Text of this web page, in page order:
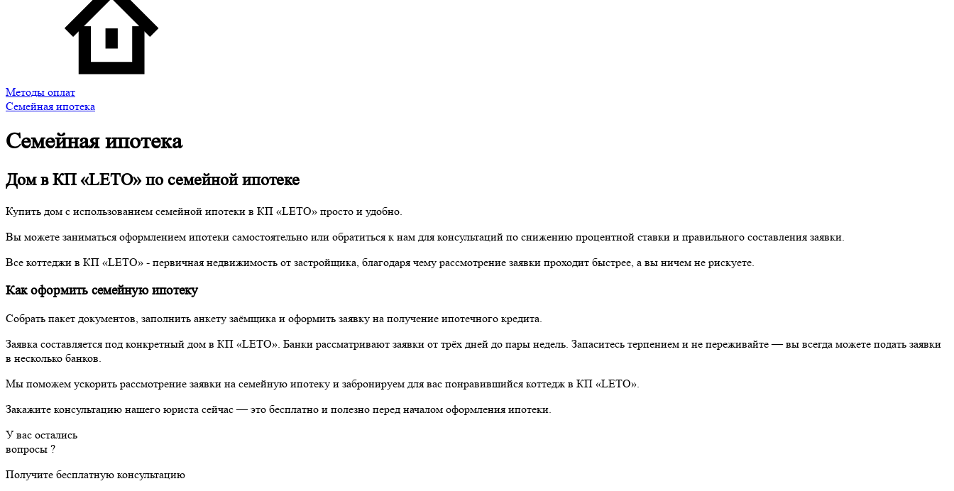
Методы оплат
Семейная ипотека
Семейная ипотека
Дом в КП «LETO» по семейной ипотеке
Купить дом с использованием семейной ипотеки в КП «LETO» просто и удобно.
Вы можете заниматься оформлением ипотеки самостоятельно или обратиться к нам для консультаций по снижению процентной ставки и правильного составления заявки.
Все коттеджи в КП «LETO» - первичная недвижимость от застройщика, благодаря чему рассмотрение заявки проходит быстрее, а вы ничем не рискуете.
Как оформить семейную ипотеку
Собрать пакет документов, заполнить анкету заёмщика и оформить заявку на получение ипотечного кредита.
Заявка составляется под конкретный дом в КП «LETO». Банки рассматривают заявки от трёх дней до пары недель. Запаситесь терпением и не переживайте — вы всегда можете подать заявки
в несколько банков.
Мы поможем ускорить рассмотрение заявки на семейную ипотеку и забронируем для вас понравившийся коттедж в КП «LETO».
Закажите консультацию нашего юриста сейчас — это бесплатно и полезно перед началом оформления ипотеки.
У вас остались
вопросы ?
Получите бесплатную консультацию